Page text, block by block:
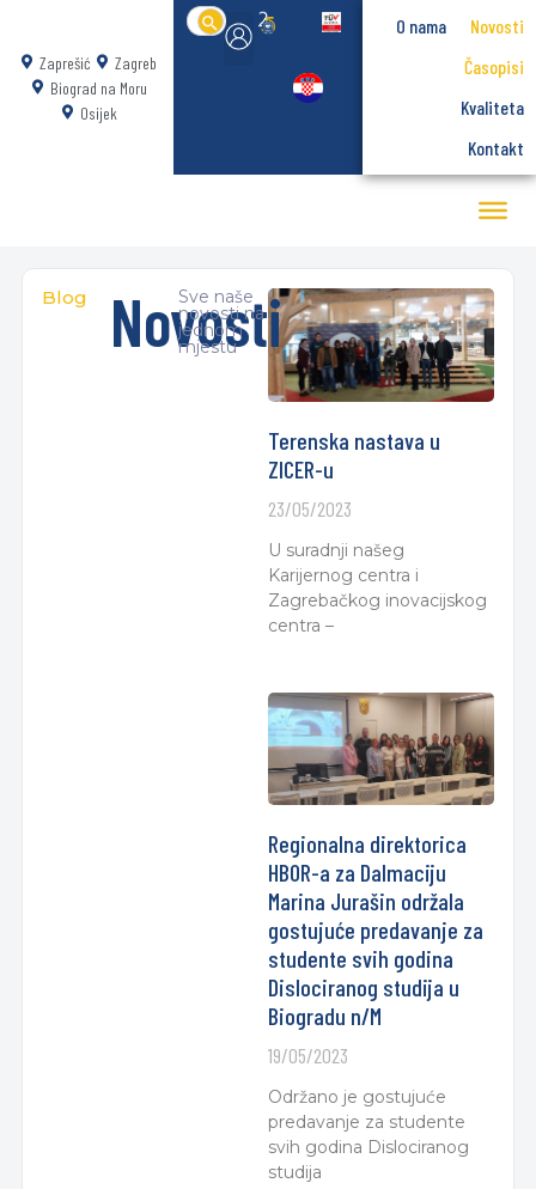
Zaprešić
Zagreb
Biograd na Moru
Osijek
Search
for:
O nama
Novosti
Časopisi
Kvaliteta
Kontakt
Blog Novosti
Sve naše
novosti na
jednom
mjestu
Terenska nastava u
ZICER-u
23/05/2023
U suradnji našeg
Karijernog centra i
Zagrebačkog inovacijskog
centra –
Regionalna direktorica
HBOR-a za Dalmaciju
Marina Jurašin održala
gostujuće predavanje za
studente svih godina
Dislociranog studija u
Biogradu n/M
19/05/2023
Održano je gostujuće
predavanje za studente
svih godina Dislociranog
studija